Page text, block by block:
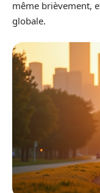
même brièvement,
globale.